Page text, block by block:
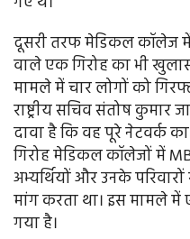
दूसरी तरफ मेडिकल कॉलेज
वाले एक गिरोह का भी
मामले में चार लोगों को
राष्ट्रीय सचिव संतोष
दावा है कि वह पूरे नेटवर्क
गिरोह मेडिकल कॉलेजों में
अभ्यर्थियों और उनके
मांग करता था। इस मामले में
गया है।